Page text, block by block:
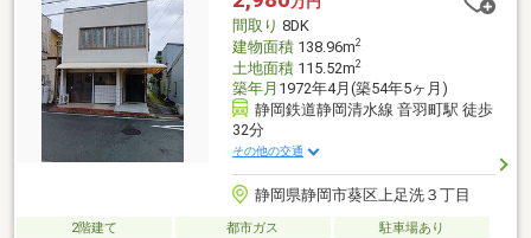
間取り 8DK
建物面積138.96m2
土地面積115.52m2
築年月 1972年4月(築54年5ヶ月)
静岡鉄道静岡清水線 音羽町駅 徒歩
32分
その他の交通
静岡県静岡市葵区上足洗３丁目
2階建て 都市ガス
駐車場あり